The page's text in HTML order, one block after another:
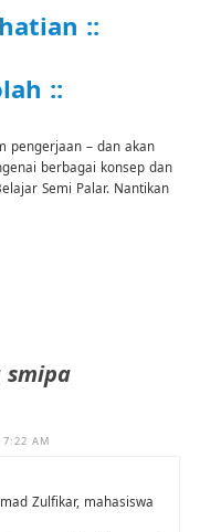
::
::
pengerjaan – dan akan
berbagai konsep dan
Semi Palar. Nantikan
7:22 AM
Zulfikar, mahasiswa